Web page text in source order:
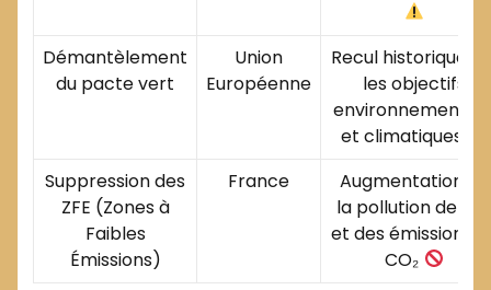
Démantèlement
du pacte vert
Union
Européenne
Recul historique
les objectifs
et climatiques
Suppression des
ZFE (Zones à
Faibles
Émissions)
France
Augmentation de
la pollution de l’air
et des émissions
CO₂